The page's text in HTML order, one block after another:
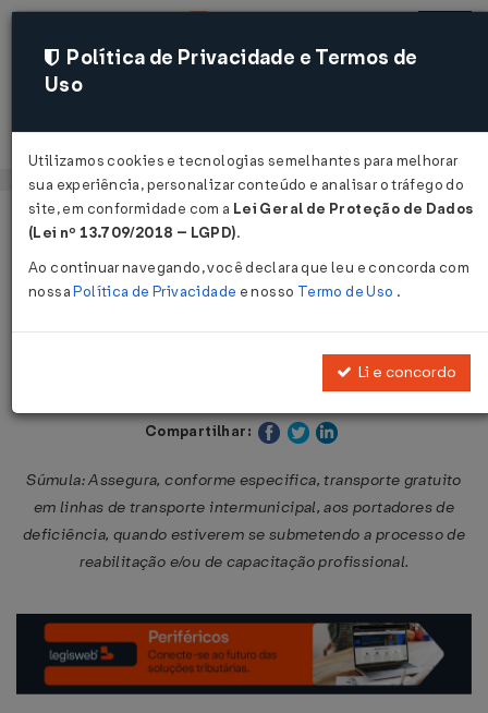
Acessar
Página Inicial Legislações
Lei nº 11.911 de 01/12/1997
Publicado no DOE - PR em 1 dez 1997
Compartilhar:
Súmula: Assegura, conforme especifica, transporte gratuito
em linhas de transporte intermunicipal, aos portadores de
deficiência, quando estiverem se submetendo a processo de
reabilitação e/ou de capacitação profissional.
Política de Privacidade e Termos de
Uso
Utilizamos cookies e tecnologias semelhantes para melhorar
sua experiência, personalizar conteúdo e analisar o tráfego do
site, em conformidade com a Lei Geral de Proteção de Dados
(Lei nº 13.709/2018 – LGPD).
Ao continuar navegando, você declara que leu e concorda com
nossaPolítica de Privacidade e nosso Termo de Uso .
Li e concordo